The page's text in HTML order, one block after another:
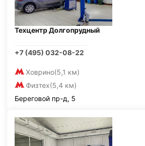
Техцентр Долгопрудный
+7 (495) 032-08-22
Ховрино(5,1 км)
Физтех(5,4 км)
Береговой пр-д, 5